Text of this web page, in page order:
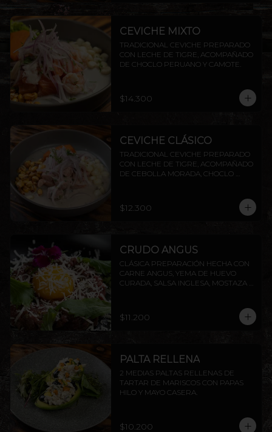
CEVICHE MIXTO
TRADICIONAL CEVICHE PREPARADO
CON LECHE DE TIGRE, ACOMPAÑADO
DE CHOCLO PERUANO Y CAMOTE.
$14.300
CEVICHE CLÁSICO
TRADICIONAL CEVICHE PREPARADO
CON LECHE DE TIGRE, ACOMPAÑADO
DE CEBOLLA MORADA, CHOCLO
$12.300
CRUDO ANGUS
CLÁSICA PREPARACIÓN HECHA CON
CARNE ANGUS, YEMA DE HUEVO
CURADA, SALSA INGLESA, MOSTAZA
DE TOSTADAS DE LA CASA.
$11.200
PALTA RELLENA
2 MEDIAS PALTAS RELLENAS DE
TARTAR DE MARISCOS CON PAPAS
HILO Y MAYO CASERA.
$10.200